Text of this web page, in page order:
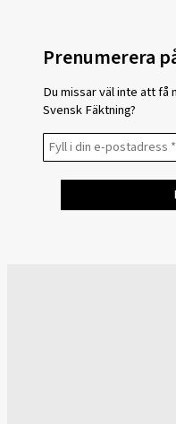
Prenumerera
Du missar väl inte att
Svensk Fäktning?